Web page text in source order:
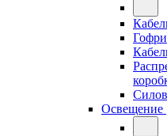
Освещение